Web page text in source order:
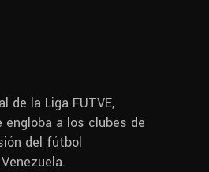
de la Liga FUTVE,
a los clubes de
del fútbol